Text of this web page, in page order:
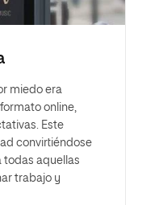
miedo era
online,
Este
convirtiéndose
todas aquellas
trabajo y